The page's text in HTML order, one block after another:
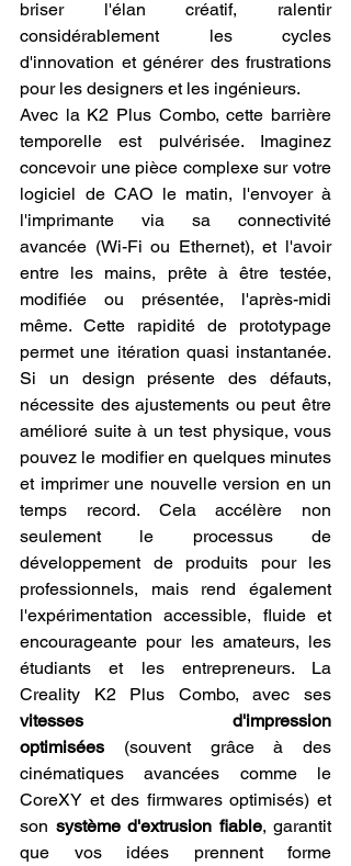
briser l'élan créatif, ralentir
considérablement les cycles
d'innovation et générer des frustrations
pour les designers et les ingénieurs.
Avec la K2 Plus Combo, cette barrière
temporelle est pulvérisée. Imaginez
concevoir une pièce complexe sur votre
logiciel de CAO le matin, l'envoyer à
l'imprimante via sa connectivité
avancée (Wi-Fi ou Ethernet), et l'avoir
entre les mains, prête à être testée,
modifiée ou présentée, l'après-midi
même. Cette rapidité de prototypage
permet une itération quasi instantanée.
Si un design présente des défauts,
nécessite des ajustements ou peut être
amélioré suite à un test physique, vous
pouvez le modifier en quelques minutes
et imprimer une nouvelle version en un
temps record. Cela accélère non
seulement le processus de
développement de produits pour les
professionnels, mais rend également
l'expérimentation accessible, fluide et
encourageante pour les amateurs, les
étudiants et les entrepreneurs. La
vitesses d'impression
optimisées (souvent grâce à des
cinématiques avancées comme le
CoreXY et des firmwares optimisés) et
son système d'extrusion fiable, garantit
que vos idées prennent forme